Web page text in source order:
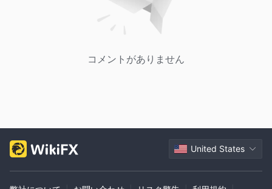
コメントがありません
United States